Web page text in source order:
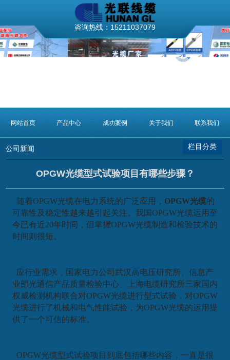
咨询热线： 15211037079
网站首页 产品中心 成功案例 关于我们 联系我们
公司新闻 栏目分类
OPGW光缆型式试验项目有哪些步骤？
随着OPGW光缆在电力系统的广泛应用， OPGW光缆的
可靠性及稳定性越来越引起关注。我国OPGW光缆运用至
今已有近20年时间，但掌握OPGW光缆制造和检验技术的
时间则很短。
应行业需求，国家电力公司武汉高电压研究所、信息产
业部光通信产品质量检验中心、上海电缆研究所三家国内
权威检测机构联合对OPGW光缆进行型式试验，对OPGW
光缆进行了机械和电气性能试验，为OPGW光缆的运用提
供了一个可信的标准。
OPGW光缆型式试验项目到底包括哪些内容，一直是很
×
公司新闻
行业新闻